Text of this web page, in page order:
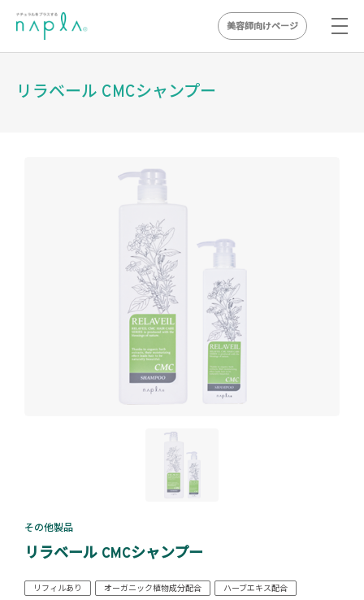
美容師向けページ
リラベール CMCシャンプー
その他製品
リラベール CMCシャンプー
リフィルあり オーガニック植物成分配合
ハーブエキス配合